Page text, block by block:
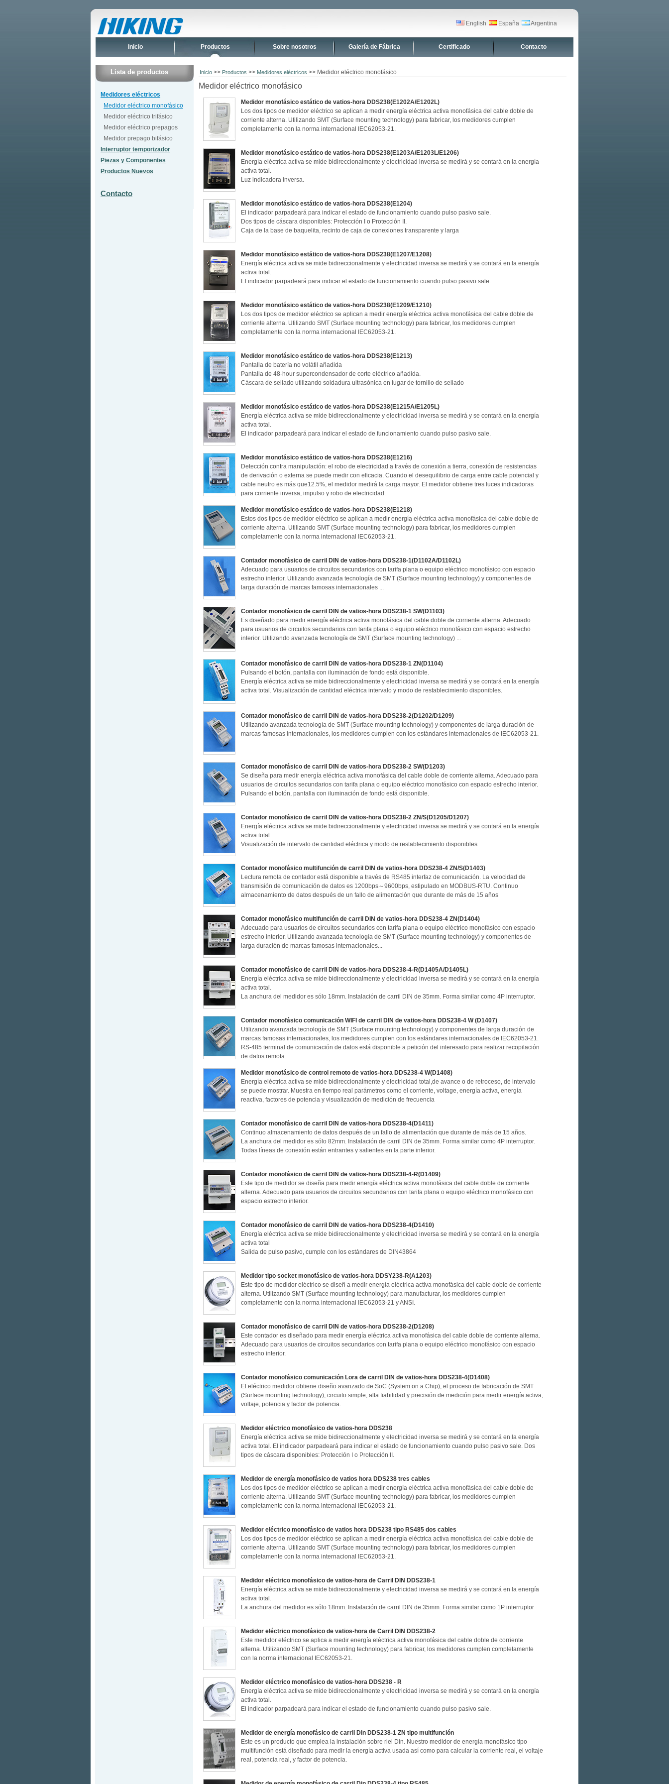
English España Argentina
Inicio Productos Sobre nosotros Galería de Fábrica Certificado Contacto
Lista de productos
Medidores eléctricos
Medidor eléctrico monofásico
Medidor eléctrico trifásico
Medidor eléctrico prepagos
Medidor prepago bifásico
Interruptor temporizador
Piezas y Componentes
Productos Nuevos
Contacto
Inicio >> Productos >> Medidores eléctricos >> Medidor eléctrico monofásico
Medidor eléctrico monofásico
Medidor monofásico estático de vatios-hora DDS238(E1202A/E1202L)
Los dos tipos de medidor eléctrico se aplican a medir energía eléctrica activa monofásica del cable doble de
corriente alterna. Utilizando SMT (Surface mounting technology) para fabricar, los medidores cumplen
completamente con la norma internacional IEC62053-21.
Medidor monofásico estático de vatios-hora DDS238(E1203A/E1203L/E1206)
Energía eléctrica activa se mide bidireccionalmente y electricidad inversa se medirá y se contará en la energía
activa total.
Luz indicadora inversa.
Medidor monofásico estático de vatios-hora DDS238(E1204)
El indicador parpadeará para indicar el estado de funcionamiento cuando pulso pasivo sale.
Dos tipos de cáscara disponibles: Protección I o Protección II.
Caja de la base de baquelita, recinto de caja de conexiones transparente y larga
Medidor monofásico estático de vatios-hora DDS238(E1207/E1208)
Energía eléctrica activa se mide bidireccionalmente y electricidad inversa se medirá y se contará en la energía
activa total.
El indicador parpadeará para indicar el estado de funcionamiento cuando pulso pasivo sale.
Medidor monofásico estático de vatios-hora DDS238(E1209/E1210)
Los dos tipos de medidor eléctrico se aplican a medir energía eléctrica activa monofásica del cable doble de
corriente alterna. Utilizando SMT (Surface mounting technology) para fabricar, los medidores cumplen
completamente con la norma internacional IEC62053-21.
Medidor monofásico estático de vatios-hora DDS238(E1213)
Pantalla de batería no volátil añadida
Pantalla de 48-hour supercondensador de corte eléctrico añadida.
Cáscara de sellado utilizando soldadura ultrasónica en lugar de tornillo de sellado
Medidor monofásico estático de vatios-hora DDS238(E1215A/E1205L)
Energía eléctrica activa se mide bidireccionalmente y electricidad inversa se medirá y se contará en la energía
activa total.
El indicador parpadeará para indicar el estado de funcionamiento cuando pulso pasivo sale.
Medidor monofásico estático de vatios-hora DDS238(E1216)
Detección contra manipulación: el robo de electricidad a través de conexión a tierra, conexión de resistencias
de derivación o externa se puede medir con eficacia. Cuando el desequilibrio de carga entre cable potencial y
cable neutro es más que12.5%, el medidor medirá la carga mayor. El medidor obtiene tres luces indicadoras
para corriente inversa, impulso y robo de electricidad.
Medidor monofásico estático de vatios-hora DDS238(E1218)
Estos dos tipos de medidor eléctrico se aplican a medir energía eléctrica activa monofásica del cable doble de
corriente alterna. Utilizando SMT (Surface mounting technology) para fabricar, los medidores cumplen
completamente con la norma internacional IEC62053-21.
Contador monofásico de carril DIN de vatios-hora DDS238-1(D1102A/D1102L)
Adecuado para usuarios de circuitos secundarios con tarifa plana o equipo eléctrico monofásico con espacio
estrecho interior. Utilizando avanzada tecnología de SMT (Surface mounting technology) y componentes de
larga duración de marcas famosas internacionales ...
Contador monofásico de carril DIN de vatios-hora DDS238-1 SW(D1103)
Es diseñado para medir energía eléctrica activa monofásica del cable doble de corriente alterna. Adecuado
para usuarios de circuitos secundarios con tarifa plana o equipo eléctrico monofásico con espacio estrecho
interior. Utilizando avanzada tecnología de SMT (Surface mounting technology) ...
Contador monofásico de carril DIN de vatios-hora DDS238-1 ZN(D1104)
Pulsando el botón, pantalla con iluminación de fondo está disponible.
Energía eléctrica activa se mide bidireccionalmente y electricidad inversa se medirá y se contará en la energía
activa total. Visualización de cantidad eléctrica intervalo y modo de restablecimiento disponibles.
Contador monofásico de carril DIN de vatios-hora DDS238-2(D1202/D1209)
Utilizando avanzada tecnología de SMT (Surface mounting technology) y componentes de larga duración de
marcas famosas internacionales, los medidores cumplen con los estándares internacionales de IEC62053-21.
Contador monofásico de carril DIN de vatios-hora DDS238-2 SW(D1203)
Se diseña para medir energía eléctrica activa monofásica del cable doble de corriente alterna. Adecuado para
usuarios de circuitos secundarios con tarifa plana o equipo eléctrico monofásico con espacio estrecho interior.
Pulsando el botón, pantalla con iluminación de fondo está disponible.
Contador monofásico de carril DIN de vatios-hora DDS238-2 ZN/S(D1205/D1207)
Energía eléctrica activa se mide bidireccionalmente y electricidad inversa se medirá y se contará en la energía
activa total.
Visualización de intervalo de cantidad eléctrica y modo de restablecimiento disponibles
Contador monofásico multifunción de carril DIN de vatios-hora DDS238-4 ZN/S(D1403)
Lectura remota de contador está disponible a través de RS485 interfaz de comunicación. La velocidad de
transmisión de comunicación de datos es 1200bps～9600bps, estipulado en MODBUS-RTU. Continuo
almacenamiento de datos después de un fallo de alimentación que durante de más de 15 años
Contador monofásico multifunción de carril DIN de vatios-hora DDS238-4 ZN(D1404)
Adecuado para usuarios de circuitos secundarios con tarifa plana o equipo eléctrico monofásico con espacio
estrecho interior. Utilizando avanzada tecnología de SMT (Surface mounting technology) y componentes de
larga duración de marcas famosas internacionales...
Contador monofásico de carril DIN de vatios-hora DDS238-4-R(D1405A/D1405L)
Energía eléctrica activa se mide bidireccionalmente y electricidad inversa se medirá y se contará en la energía
activa total.
La anchura del medidor es sólo 18mm. Instalación de carril DIN de 35mm. Forma similar como 4P interruptor.
Contador monofásico comunicación WIFI de carril DIN de vatios-hora DDS238-4 W (D1407)
Utilizando avanzada tecnología de SMT (Surface mounting technology) y componentes de larga duración de
marcas famosas internacionales, los medidores cumplen con los estándares internacionales de IEC62053-21.
RS-485 terminal de comunicación de datos está disponible a petición del interesado para realizar recopilación
de datos remota.
Medidor monofásico de control remoto de vatios-hora DDS238-4 W(D1408)
Energía eléctrica activa se mide bidireccionalmente y electricidad total,de avance o de retroceso, de intervalo
se puede mostrar. Muestra en tiempo real parámetros como el corriente, voltage, energía activa, energía
reactiva, factores de potencia y visualización de medición de frecuencia
Contador monofásico de carril DIN de vatios-hora DDS238-4(D1411)
Continuo almacenamiento de datos después de un fallo de alimentación que durante de más de 15 años.
La anchura del medidor es sólo 82mm. Instalación de carril DIN de 35mm. Forma similar como 4P interruptor.
Todas líneas de conexión están entrantes y salientes en la parte inferior.
Contador monofásico de carril DIN de vatios-hora DDS238-4-R(D1409)
Este tipo de medidor se diseña para medir energía eléctrica activa monofásica del cable doble de corriente
alterna. Adecuado para usuarios de circuitos secundarios con tarifa plana o equipo eléctrico monofásico con
espacio estrecho interior.
Contador monofásico de carril DIN de vatios-hora DDS238-4(D1410)
Energía eléctrica activa se mide bidireccionalmente y electricidad inversa se medirá y se contará en la energía
activa total
Salida de pulso pasivo, cumple con los estándares de DIN43864
Medidor tipo socket monofásico de vatios-hora DDSY238-R(A1203)
Este tipo de medidor eléctrico se diseñ a medir energía eléctrica activa monofásica del cable doble de corriente
alterna. Utilizando SMT (Surface mounting technology) para manufacturar, los medidores cumplen
completamente con la norma internacional IEC62053-21 y ANSI.
Contador monofásico de carril DIN de vatios-hora DDS238-2(D1208)
Este contador es diseñado para medir energía eléctrica activa monofásica del cable doble de corriente alterna.
Adecuado para usuarios de circuitos secundarios con tarifa plana o equipo eléctrico monofásico con espacio
estrecho interior.
Contador monofásico comunicación Lora de carril DIN de vatios-hora DDS238-4(D1408)
El eléctrico medidor obtiene diseño avanzado de SoC (System on a Chip), el proceso de fabricación de SMT
(Surface mounting technology), circuito simple, alta fiabilidad y precisión de medición para medir energía activa,
voltaje, potencia y factor de potencia.
Medidor eléctrico monofásico de vatios-hora DDS238
Energía eléctrica activa se mide bidireccionalmente y electricidad inversa se medirá y se contará en la energía
activa total. El indicador parpadeará para indicar el estado de funcionamiento cuando pulso pasivo sale. Dos
tipos de cáscara disponibles: Protección I o Protección II.
Medidor de energía monofásico de vatios hora DDS238 tres cables
Los dos tipos de medidor eléctrico se aplican a medir energía eléctrica activa monofásica del cable doble de
corriente alterna. Utilizando SMT (Surface mounting technology) para fabricar, los medidores cumplen
completamente con la norma internacional IEC62053-21.
Medidor eléctrico monofásico de vatios hora DDS238 tipo RS485 dos cables
Los dos tipos de medidor eléctrico se aplican a medir energía eléctrica activa monofásica del cable doble de
corriente alterna. Utilizando SMT (Surface mounting technology) para fabricar, los medidores cumplen
completamente con la norma internacional IEC62053-21.
Medidor eléctrico monofásico de vatios-hora de Carril DIN DDS238-1
Energía eléctrica activa se mide bidireccionalmente y electricidad inversa se medirá y se contará en la energía
activa total.
La anchura del medidor es sólo 18mm. Instalación de carril DIN de 35mm. Forma similar como 1P interruptor
Medidor eléctrico monofásico de vatios-hora de Carril DIN DDS238-2
Este medidor eléctrico se aplica a medir energía eléctrica activa monofásica del cable doble de corriente
alterna. Utilizando SMT (Surface mounting technology) para fabricar, los medidores cumplen completamente
con la norma internacional IEC62053-21.
Medidor eléctrico monofásico de vatios-hora DDS238 - R
Energía eléctrica activa se mide bidireccionalmente y electricidad inversa se medirá y se contará en la energía
activa total.
El indicador parpadeará para indicar el estado de funcionamiento cuando pulso pasivo sale.
Medidor de energía monofásico de carril Din DDS238-1 ZN tipo multifunción
Este es un producto que emplea la instalación sobre riel Din. Nuestro medidor de energía monofásico tipo
multifunción está diseñado para medir la energía activa usada así como para calcular la corriente real, el voltaje
real, potencia real, y factor de potencia.